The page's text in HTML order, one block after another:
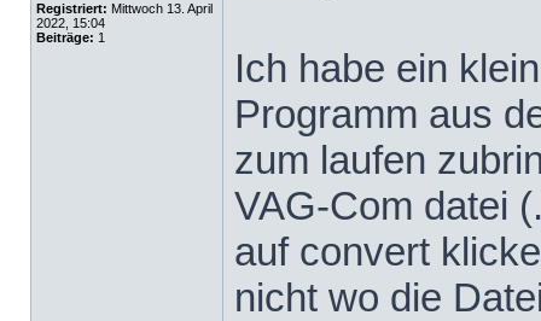
Registriert: Mittwoch 13. April
2022, 15:04
Beiträge: 1
Ich habe ein
Programm aus
zum laufen
VAG-Com datei
auf convert
nicht wo die